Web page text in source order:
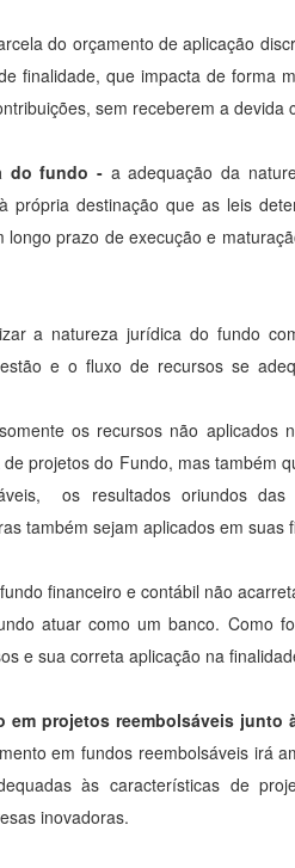
do orçamento de aplicação
finalidade, que impacta de forma
sem receberem a devida
do fundo -a adequação da
própria destinação que as leis
longo prazo de execução e
a natureza jurídica do fundo
e o fluxo de recursos se
os recursos não aplicados
projetos do Fundo, mas também
os resultados oriundos
também sejam aplicados em suas
financeiro e contábil não
atuar como um banco. Como
e sua correta aplicação na
em projetos reembolsáveis junto
em fundos reembolsáveis irá
às características de
inovadoras.